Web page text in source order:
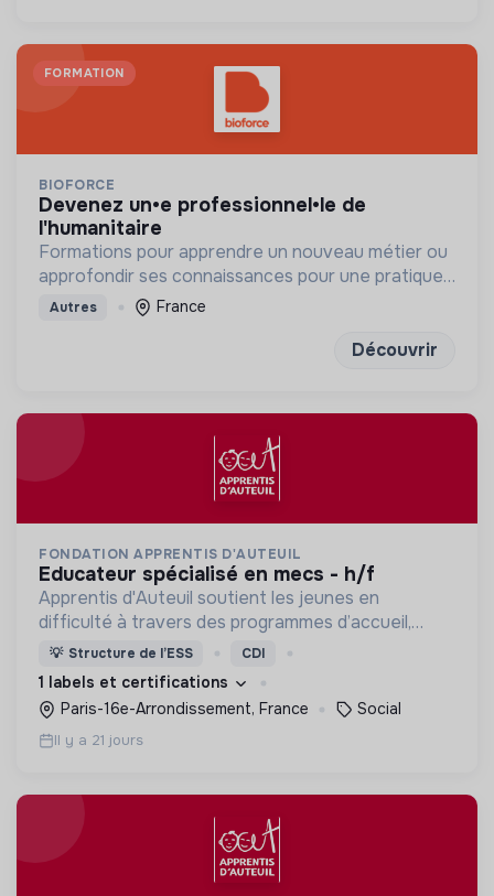
FORMATION
BIOFORCE
devenez un•e professionnel•le de
l'humanitaire
Formations pour apprendre un nouveau métier ou
approfondir ses connaissances pour une pratique
humanitaire professionnelle
Autres France
Découvrir
FONDATION APPRENTIS D'AUTEUIL
educateur spécialisé en mecs - h/f
Apprentis d'Auteuil soutient les jeunes en
difficulté à travers des programmes d’accueil,
d’éducation, de formation et d’insertion pour leur
permettre de devenir des hommes et des femmes
debout.
💡 Structure de l’ESS CDI
1 labels et certifications
Paris-16e-Arrondissement, France
Social
Il y a 21 jours